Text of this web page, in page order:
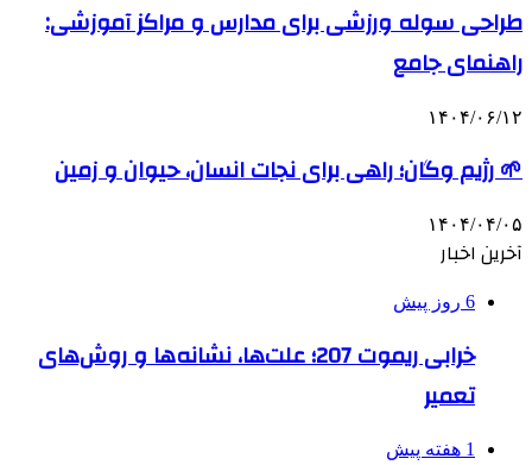
طراحی سوله ورزشی برای مدارس و مراکز آموزشی:
راهنمای جامع
۱۴۰۴/۰۶/۱۲
🌱 رژیم وگان؛ راهی برای نجات انسان، حیوان و زمین
۱۴۰۴/۰۴/۰۵
آخرین اخبار
6 روز پیش
خرابی ریموت 207؛ علت‌ها، نشانه‌ها و روش‌های
تعمیر
1 هفته پیش